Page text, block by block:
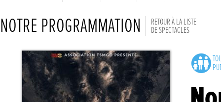
NOTRE PROGRAMMATION RETOUR À LA LISTE
DE SPECTACLES